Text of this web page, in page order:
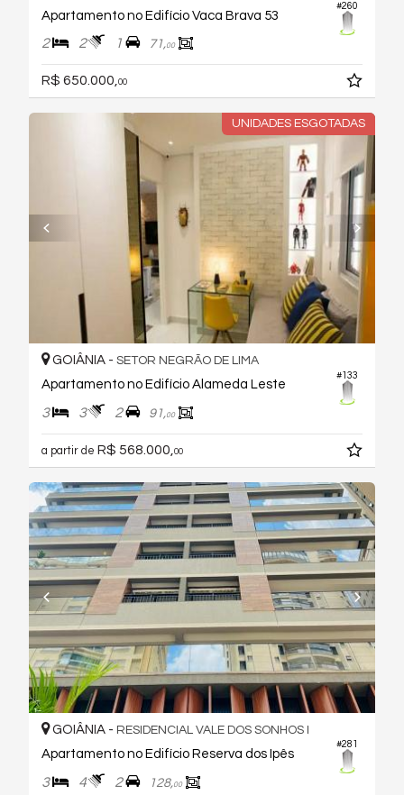
#260
Apartamento no Edifício Vaca Brava 53
2 2 1 71,00
R$ 650.000, 00
UNIDADES ESGOTADAS
#133
GOIÂNIA - SETOR NEGRÃO DE LIMA
Apartamento no Edifício Alameda Leste
3 3 2 91,00
a partir de R$ 568.000, 00
#281
GOIÂNIA - RESIDENCIAL VALE DOS SONHOS I
Apartamento no Edifício Reserva dos Ipês
3 4 2 128,00